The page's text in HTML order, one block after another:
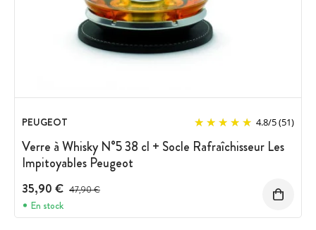
PEUGEOT 4.8/5(51)
Verre à Whisky N°5 38 cl + Socle Rafraîchisseur Les
Impitoyables Peugeot
35,90 € Prix avant réduction :
47,90 €
En stock